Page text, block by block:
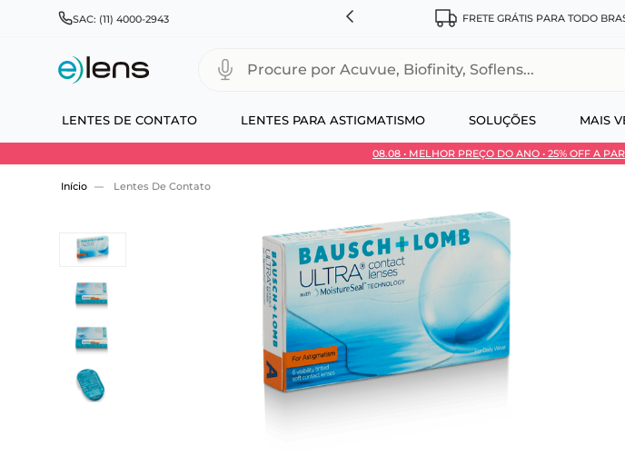
SAC: (11) 4000-2943
& JOHNSON, ALCON, BAUSCH+LOMB E COOPERVISION FRETE GRÁTIS PARA TODO
LENTES DE CONTATO LENTES PARA ASTIGMATISMO SOLUÇÕES MAIS
Procure por Acuvue, Biofinity, Soflens...
08.08 • MELHOR PREÇO DO ANO • 25% OFF A
Use 30HOJE e ganhe 30% OFF + economia extra no Pix
Lentes De Contato